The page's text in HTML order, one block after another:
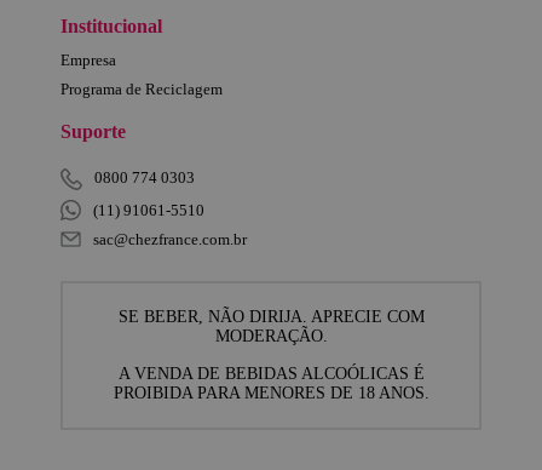
Institucional
Empresa
Programa de Reciclagem
Suporte
0800 774 0303
(11) 91061-5510
sac@chezfrance.com.br
SE BEBER, NÃO DIRIJA. APRECIE COM
MODERAÇÃO.
A VENDA DE BEBIDAS ALCOÓLICAS É
PROIBIDA PARA MENORES DE 18 ANOS.